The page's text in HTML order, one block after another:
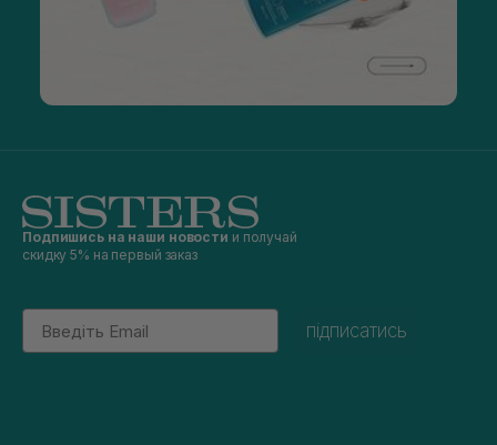
Подпишись на наши новости и получай
скидку 5% на первый заказ
Email
підписатись